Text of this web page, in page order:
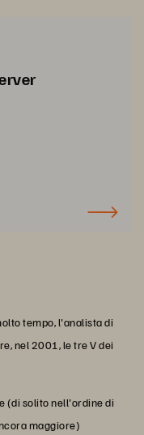
tempo, l'analista di
nel 2001, le tre V dei
(di solito nell'ordine di
maggiore)